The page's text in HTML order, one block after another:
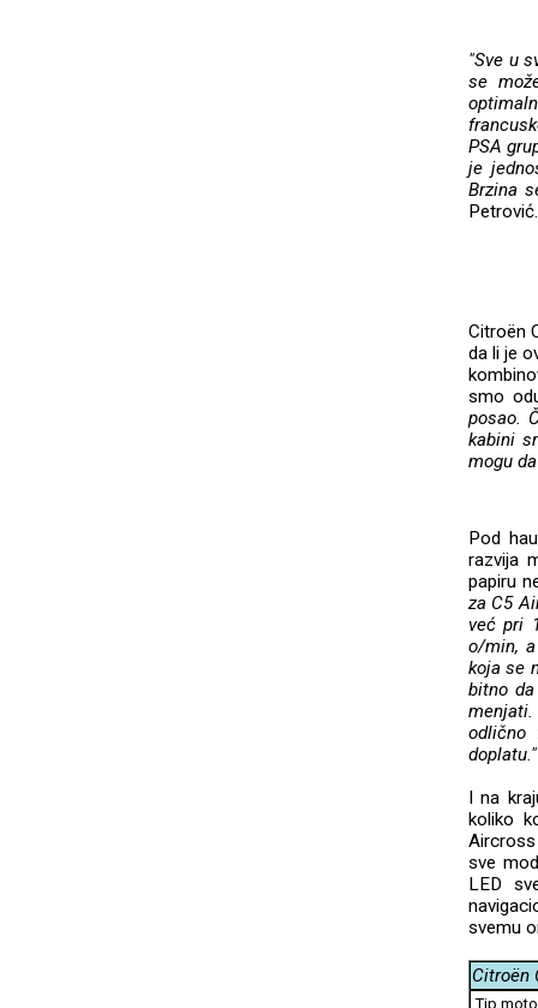
"Sve u
se
PSA
je
Brzina
Citroën
da li je
smo
posao.
kabini
mogu
Pod
razvija
papiru
za C5
već pri
o/min,
koja se
bitno
odlično
doplatu."
I na
koliko
sve
LED
svemu
Citroën
Tip